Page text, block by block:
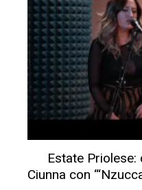
Estate
Ciunna con